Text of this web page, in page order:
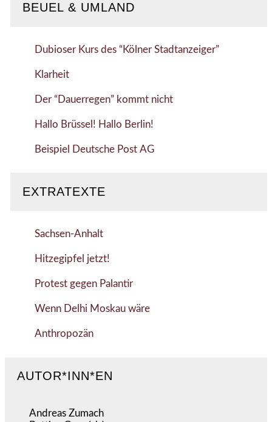
BEUEL & UMLAND
Dubioser Kurs des “Kölner Stadtanzeiger”
Klarheit
Der “Dauerregen” kommt nicht
Hallo Brüssel! Hallo Berlin!
Beispiel Deutsche Post AG
EXTRATEXTE
Sachsen-Anhalt
Hitzegipfel jetzt!
Protest gegen Palantir
Wenn Delhi Moskau wäre
Anthropozän
AUTOR*INN*EN
Andreas Zumach